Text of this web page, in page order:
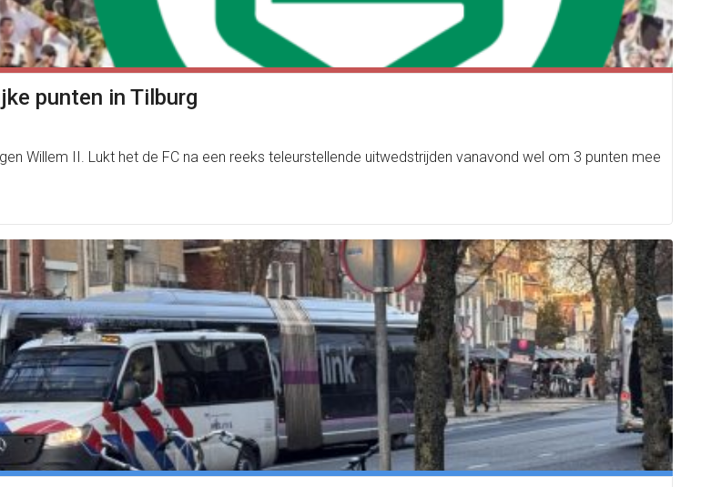
punten in Tilburg
Willem II. Lukt het de FC na een reeks teleurstellende uitwedstrijden vanavond wel om 3 punten mee